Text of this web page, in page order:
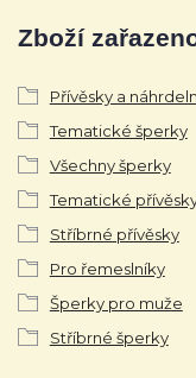
Zboží
Přívěsky a
Tematické šperky
Všechny šperky
Tematické
Stříbrné přívěsky
Pro řemeslníky
Šperky pro muže
Stříbrné šperky